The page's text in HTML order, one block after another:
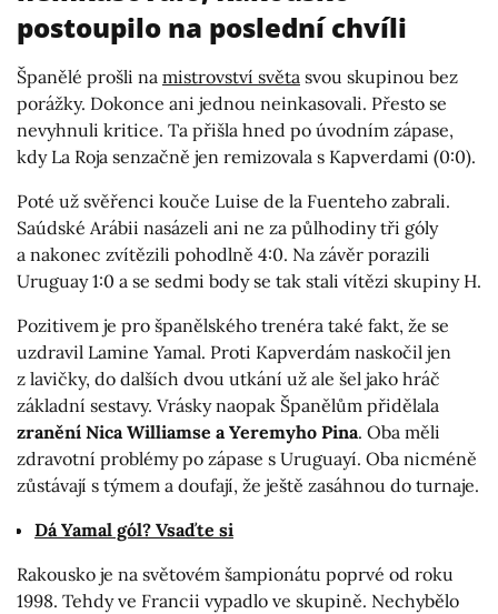
postoupilo na poslední chvíli
Španělé prošli na mistrovství světa svou skupinou bez
porážky. Dokonce ani jednou neinkasovali. Přesto se
nevyhnuli kritice. Ta přišla hned po úvodním zápase,
kdy La Roja senzačně jen remizovala s Kapverdami (0:0).
Poté už svěřenci kouče Luise de la Fuenteho zabrali.
Saúdské Arábii nasázeli ani ne za půlhodiny tři góly
a nakonec zvítězili pohodlně 4:0. Na závěr porazili
Uruguay 1:0 a se sedmi body se tak stali vítězi skupiny H.
Pozitivem je pro španělského trenéra také fakt, že se
uzdravil Lamine Yamal. Proti Kapverdám naskočil jen
z lavičky, do dalších dvou utkání už ale šel jako hráč
základní sestavy. Vrásky naopak Španělům přidělala
zranění Nica Williamse a Yeremyho Pina. Oba měli
zdravotní problémy po zápase s Uruguayí. Oba nicméně
zůstávají s týmem a doufají, že ještě zasáhnou do turnaje.
Dá Yamal gól? Vsaďte si
Rakousko je na světovém šampionátu poprvé od roku
1998. Tehdy ve Francii vypadlo ve skupině. Nechybělo